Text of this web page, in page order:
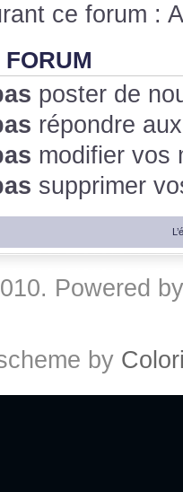
ce forum :
poster de
répondre
modifier vos
supprimer
Powered
by